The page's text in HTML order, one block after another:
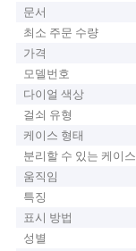
문서
최소 주문 수량
가격
모델번호
다이얼 색상
걸쇠 유형
케이스 형태
분리할 수 있는 케이스
움직임
특징
표시 방법
성별